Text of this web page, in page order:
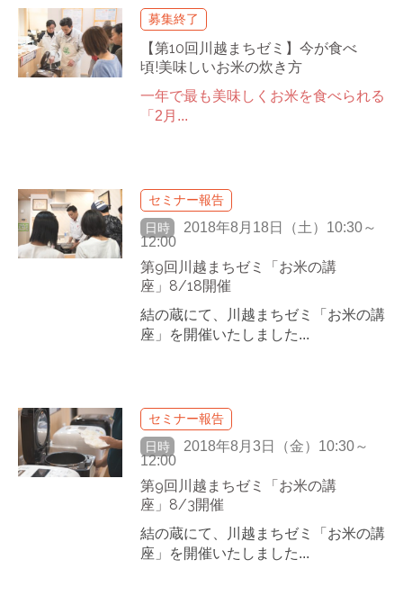
募集終了
【第10回川越まちゼミ】今が食べ
頃!美味しいお米の炊き方
一年で最も美味しくお米を食べられる
「2月...
セミナー報告
日時
2018年8月18日（土）10:30～
12:00
第9回川越まちゼミ「お米の講
座」8/18開催
結の蔵にて、川越まちゼミ「お米の講
座」を開催いたしました...
セミナー報告
日時
2018年8月3日（金）10:30～
12:00
第9回川越まちゼミ「お米の講
座」8/3開催
結の蔵にて、川越まちゼミ「お米の講
座」を開催いたしました...